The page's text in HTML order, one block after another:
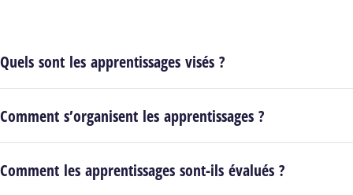
Quels sont les apprentissages visés ?
Comment s’organisent les apprentissages ?
Comment les apprentissages sont-ils évalués ?